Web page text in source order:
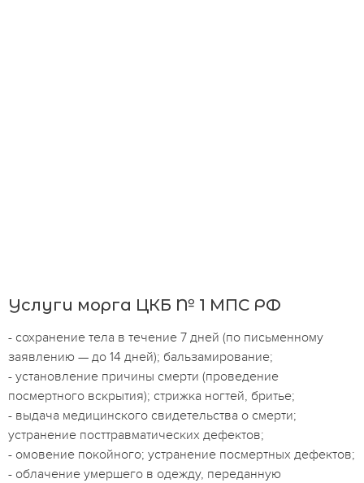
Услуги морга ЦКБ № 1 МПС РФ
- сохранение тела в течение 7 дней (по письменному
заявлению — до 14 дней); бальзамирование;
- установление причины смерти (проведение
посмертного вскрытия); стрижка ногтей, бритье;
- выдача медицинского свидетельства о смерти;
устранение посттравматических дефектов;
- омовение покойного; устранение посмертных дефектов;
- облачение умершего в одежду, переданную